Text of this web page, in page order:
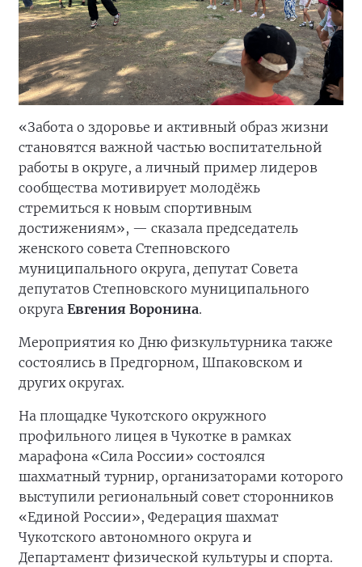
«Забота о здоровье и активный образ жизни
становятся важной частью воспитательной
работы в округе, а личный пример лидеров
сообщества мотивирует молодёжь
стремиться к новым спортивным
достижениям», — сказала председатель
женского совета Степновского
муниципального округа, депутат Совета
депутатов Степновского муниципального
округа Евгения Воронина.
Мероприятия ко Дню физкультурника также
состоялись в Предгорном, Шпаковском и
других округах.
На площадке Чукотского окружного
профильного лицея в Чукотке в рамках
марафона «Сила России» состоялся
шахматный турнир, организаторами которого
выступили региональный совет сторонников
«Единой России», Федерация шахмат
Чукотского автономного округа и
Департамент физической культуры и спорта.